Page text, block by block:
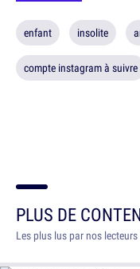
enfant insolite
compte instagram à suivre
PLUS DE
Les plus lus par nos lecteurs